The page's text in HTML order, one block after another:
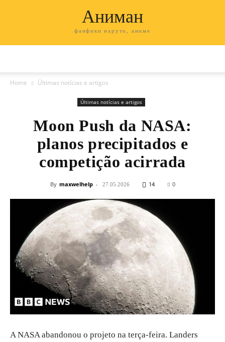
Аниман
фанфики наруто, аниме
Home Últimas notícias e artigos
Últimas notícias e artigos
Moon Push da NASA:
planos precipitados e
competição acirrada
By maxwelhelp - 27.05.2026 14 0
A NASA abandonou o projeto na terça-feira. Landers